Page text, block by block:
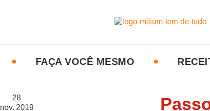
FAÇA VOCÊ MESMO
28
nov. 2019